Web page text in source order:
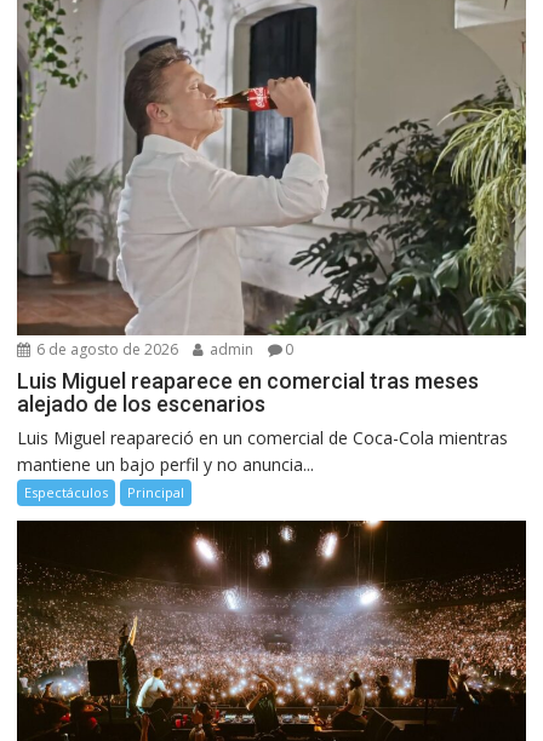
6 de agosto de 2026 admin 0
Luis Miguel reaparece en comercial tras meses
alejado de los escenarios
Luis Miguel reapareció en un comercial de Coca-Cola mientras
mantiene un bajo perfil y no anuncia...
Espectáculos Principal